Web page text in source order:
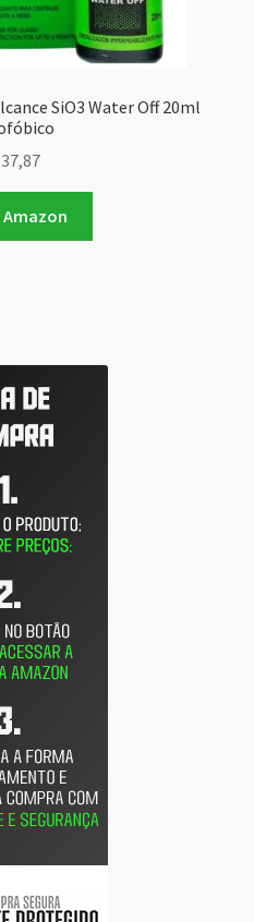
SiO3 Water Off 20ml
37,87
Amazon